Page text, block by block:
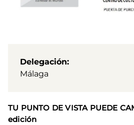
Delegación
Málaga
TU PUNTO DE VISTA PUEDE
edición